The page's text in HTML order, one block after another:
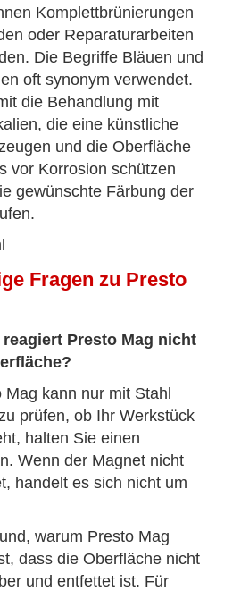
Komplettbrünierungen
oder Reparaturarbeiten
Die Begriffe Bläuen und
oft synonym verwendet.
die Behandlung mit
die eine künstliche
und die Oberfläche
vor Korrosion schützen
gewünschte Färbung der
Fragen zu Presto
reagiert Presto Mag nicht
kann nur mit Stahl
prüfen, ob Ihr Werkstück
halten Sie einen
Wenn der Magnet nicht
handelt es sich nicht um
warum Presto Mag
dass die Oberfläche nicht
und entfettet ist. Für